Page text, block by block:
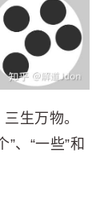
生万物。
、“一些”和